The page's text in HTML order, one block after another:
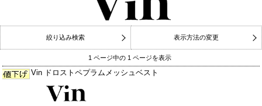
絞り込み検索 表示方法の変更
1 ページ中の 1 ページを表示
Vin ドロストペプラムメッシュベスト